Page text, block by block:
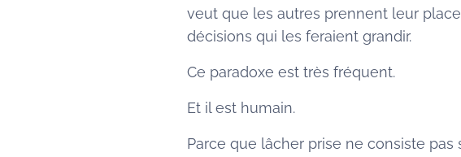
veut que les autres prennent leur
décisions qui les feraient grandir.
Ce paradoxe est très fréquent.
Et il est humain.
Parce que lâcher prise ne consiste